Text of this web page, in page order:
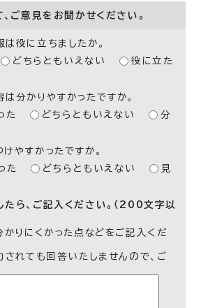
ご意見をお聞かせください。
役に立ちましたか。
どちらともいえない
役に立た
分かりやすかったですか。
た
どちらともいえない
分
やすかったですか。
た
どちらともいえない
見
たら、ご記入ください。（200文字以
かりにくかった点などをご記入くだ
されても回答いたしませんので、ご